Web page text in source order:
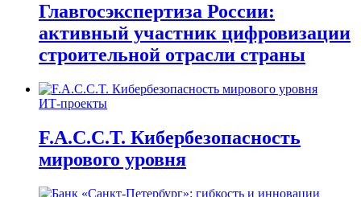
Главгосэкспертиза России:
активный участник цифровизации
строительной отрасли страны
ИТ-проекты
F.A.C.C.T. Кибербезопасность
мирового уровня